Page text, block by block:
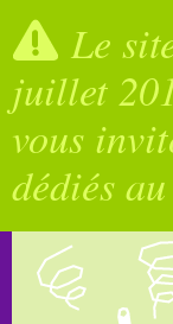
Le
juillet
vous
dédiés